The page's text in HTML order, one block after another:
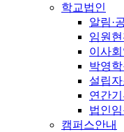
학교법인
알림·
임원
이사
박영
설립자
연간
법인
캠퍼스안내